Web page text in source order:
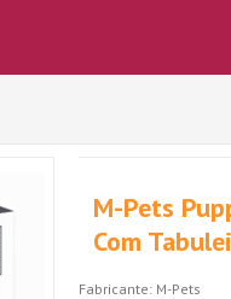
M-Pets
Com
Fabricante: M-Pets